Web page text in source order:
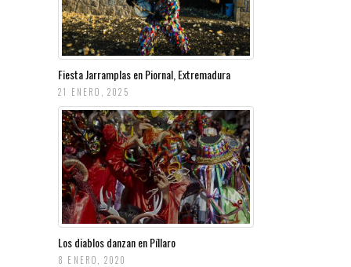
Fiesta Jarramplas en Piornal, Extremadura
21 ENERO, 2025
Los diablos danzan en Píllaro
8 ENERO, 2020